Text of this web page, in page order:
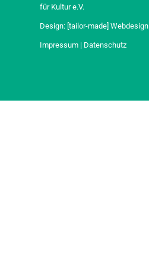
für Kultur e.V.
Design: [tailor-made] Webdesign
Impressum | Datenschutz